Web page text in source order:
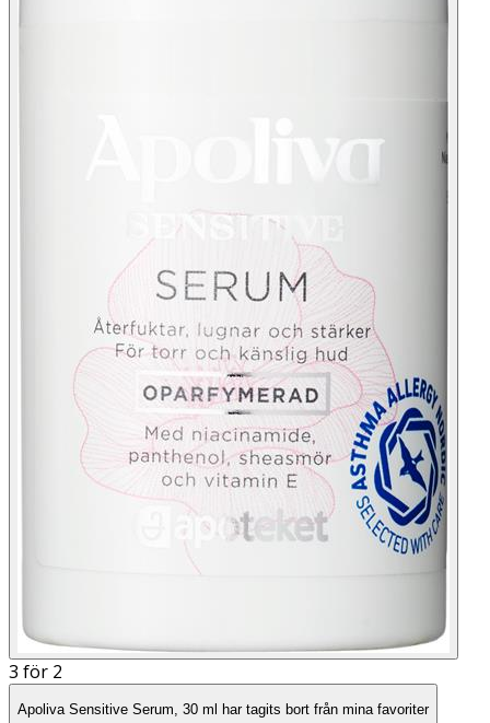
3 för 2
Apoliva Sensitive Serum, 30 ml har tagits bort från mina favoriter